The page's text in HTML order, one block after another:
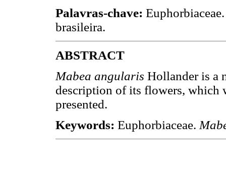
Palavras-chave:
brasileira.
ABSTRACT
Mabea angularis Hollander is a
description of its flowers, which
presented.
Keywords: Euphorbiaceae.